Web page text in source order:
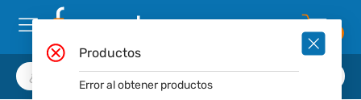
Productos
Error al obtener productos